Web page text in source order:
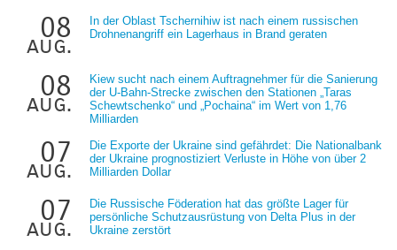
08
aug.
In der Oblast Tschernihiw ist nach einem russischen
Drohnenangriff ein Lagerhaus in Brand geraten
08
aug.
Kiew sucht nach einem Auftragnehmer für die Sanierung
der U-Bahn-Strecke zwischen den Stationen „Taras
Schewtschenko“ und „Pochaina“ im Wert von 1,76
Milliarden
07
aug.
Die Exporte der Ukraine sind gefährdet: Die Nationalbank
der Ukraine prognostiziert Verluste in Höhe von über 2
Milliarden Dollar
07
aug.
Die Russische Föderation hat das größte Lager für
persönliche Schutzausrüstung von Delta Plus in der
Ukraine zerstört